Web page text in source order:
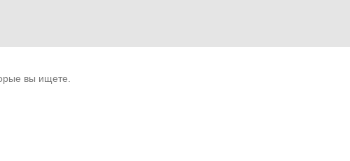
вы ищете.